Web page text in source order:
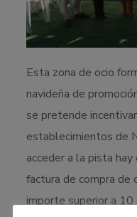
Esta zona de ocio
navideña de
se pretende
establecimientos de
acceder a la pista
factura de compra de
importe superior a 10